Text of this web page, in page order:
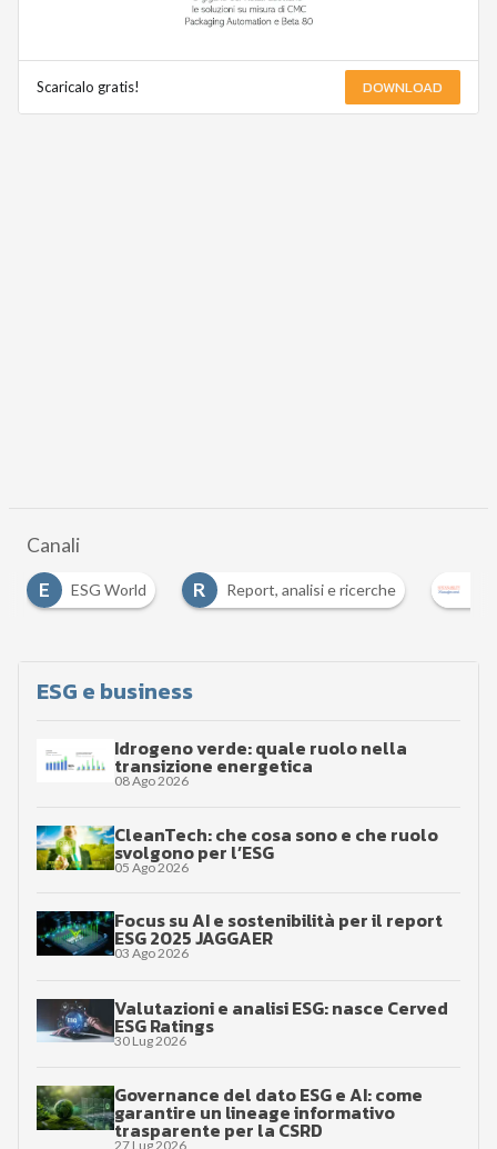
Scaricalo gratis! DOWNLOAD
Canali
ESG World R Report, analisi e ricerche
ESG e business
Idrogeno verde: quale ruolo nella
transizione energetica
08 Ago 2026
CleanTech: che cosa sono e che ruolo
svolgono per l’ESG
05 Ago 2026
Focus su AI e sostenibilità per il report
ESG 2025 JAGGAER
03 Ago 2026
Valutazioni e analisi ESG: nasce Cerved
ESG Ratings
30 Lug 2026
Governance del dato ESG e AI: come
garantire un lineage informativo
trasparente per la CSRD
27 Lug 2026